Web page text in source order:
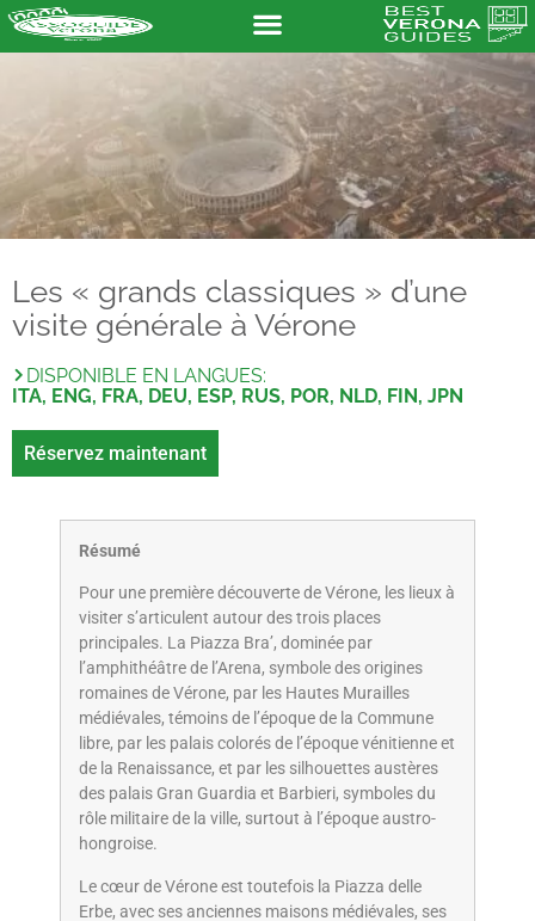
Les « grands classiques » d’une
visite générale à Vérone
DISPONIBLE EN LANGUES:
ITA, ENG, FRA, DEU, ESP, RUS, POR, NLD, FIN, JPN
Réservez maintenant
Résumé
Pour une première découverte de Vérone, les lieux à
visiter s’articulent autour des trois places
principales. La Piazza Bra’, dominée par
l’amphithéâtre de l’Arena, symbole des origines
romaines de Vérone, par les Hautes Murailles
médiévales, témoins de l’époque de la Commune
libre, par les palais colorés de l’époque vénitienne et
de la Renaissance, et par les silhouettes austères
des palais Gran Guardia et Barbieri, symboles du
rôle militaire de la ville, surtout à l’époque austro-
hongroise.
Le cœur de Vérone est toutefois la Piazza delle
Erbe, avec ses anciennes maisons médiévales, ses